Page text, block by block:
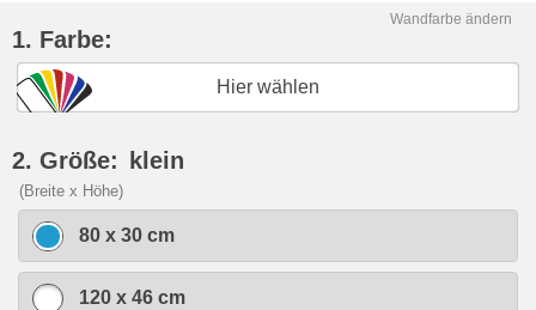
Wandfarbe ändern
1. Farbe:
Hier wählen
2. Größe: klein
(Breite x Höhe)
80 x 30 cm
120 x 46 cm